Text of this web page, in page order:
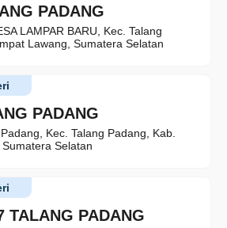
PADANG
LAMPAR BARU, Kec. Talang
Lawang, Sumatera Selatan
PADANG
Kec. Talang Padang, Kab.
Selatan
TALANG PADANG